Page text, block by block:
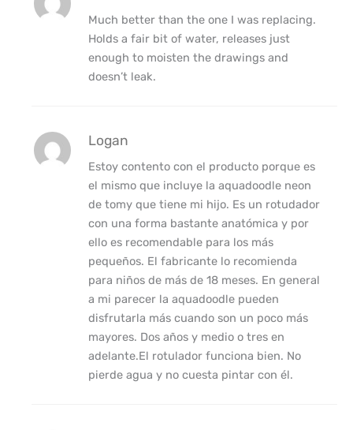
Much better than the one I was replacing.
Holds a fair bit of water, releases just
enough to moisten the drawings and
doesn’t leak.
Logan
Estoy contento con el producto porque es
el mismo que incluye la aquadoodle neon
de tomy que tiene mi hijo. Es un rotudador
con una forma bastante anatómica y por
ello es recomendable para los más
pequeños. El fabricante lo recomienda
para niños de más de 18 meses. En general
a mi parecer la aquadoodle pueden
disfrutarla más cuando son un poco más
mayores. Dos años y medio o tres en
adelante.El rotulador funciona bien. No
pierde agua y no cuesta pintar con él.